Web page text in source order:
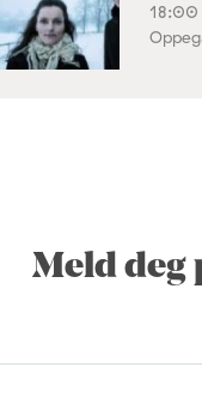
Meld deg